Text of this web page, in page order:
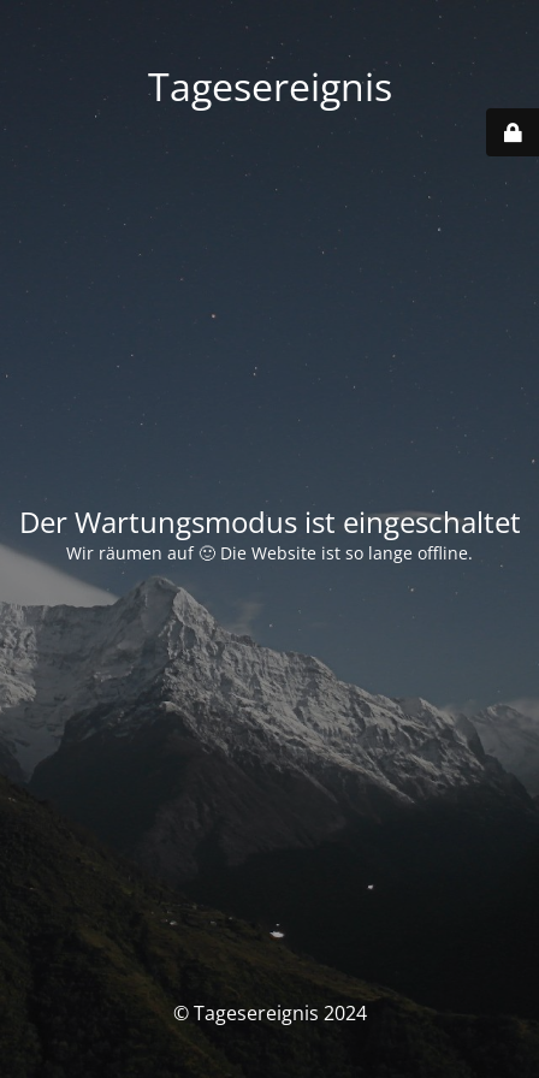
Tagesereignis
Der Wartungsmodus ist eingeschaltet
Wir räumen auf 🙂 Die Website ist so lange offline.
© Tagesereignis 2024